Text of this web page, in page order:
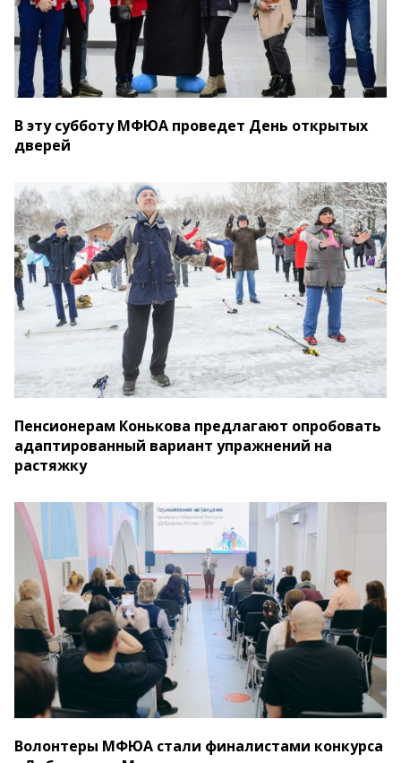
В эту субботу МФЮА проведет День открытых
дверей
Пенсионерам Конькова предлагают опробовать
адаптированный вариант упражнений на
растяжку
Волонтеры МФЮА стали финалистами конкурса